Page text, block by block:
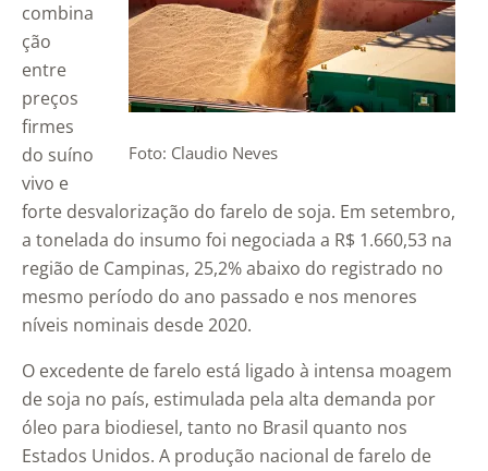
Foto: Claudio Neves
combina
ção
entre
preços
firmes
do suíno
vivo e
forte desvalorização do farelo de soja. Em setembro,
a tonelada do insumo foi negociada a R$ 1.660,53 na
região de Campinas, 25,2% abaixo do registrado no
mesmo período do ano passado e nos menores
níveis nominais desde 2020.
O excedente de farelo está ligado à intensa moagem
de soja no país, estimulada pela alta demanda por
óleo para biodiesel, tanto no Brasil quanto nos
Estados Unidos. A produção nacional de farelo de